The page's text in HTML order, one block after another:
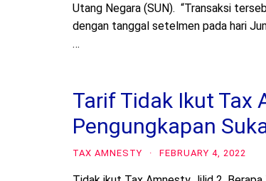
Utang Negara (SUN). “Transaksi
dengan tanggal setelmen pada hari
…
Tarif Tidak Ikut Tax
Pengungkapan
TAX AMNESTY · FEBRUARY 4, 2022